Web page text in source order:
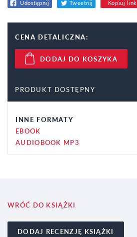
Udostępnij Tweetnij Kopiuj link
CENA DETALICZNA:
DODAJ DO KOSZYKA
PRODUKT DOSTĘPNY
INNE FORMATY
EBOOK
AUDIOBOOK MP3
WRÓĆ DO KSIĄŻKI
DODAJ RECENZJĘ KSIĄŻKI